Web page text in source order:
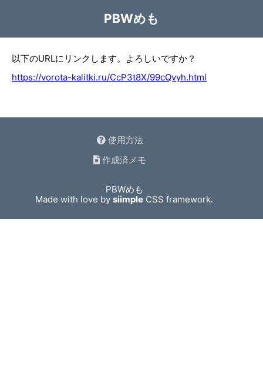
PBWめも
以下のURLにリンクします。よろしいですか？
https://vorota-kalitki.ru/CcP3t8X/99cQvyh.html
使用方法
作成済メモ
PBWめも
Made with love bysiimple CSS framework.